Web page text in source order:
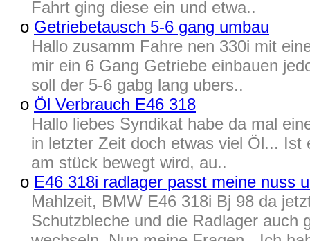
Fahrt ging diese ein und etwa..
o Getriebetausch 5-6 gang umbau
Hallo zusamm Fahre nen 330i mit
mir ein 6 Gang Getriebe einbauen
soll der 5-6 gabg lang ubers..
o Öl Verbrauch E46 318
Hallo liebes Syndikat habe da mal
in letzter Zeit doch etwas viel Öl...
am stück bewegt wird, au..
o E46 318i radlager passt meine nuss
Mahlzeit, BMW E46 318i Bj 98 da
Schutzbleche und die Radlager auch